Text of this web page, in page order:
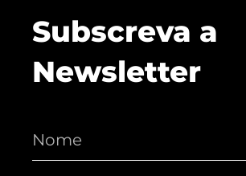
Subscreva a
Newsletter